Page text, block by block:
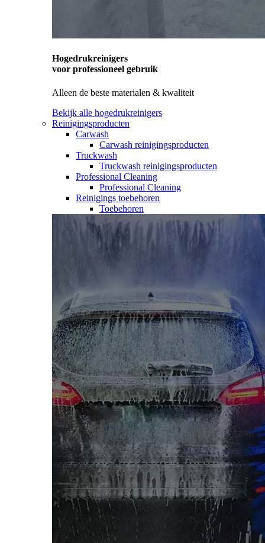
Hogedrukreinigers
voor professioneel gebruik
Alleen de beste materialen & kwaliteit
Bekijk alle hogedrukreinigers
Reinigingsproducten
Carwash
Carwash reinigingsproducten
Truckwash
Truckwash reinigingsproducten
Professional Cleaning
Professional Cleaning
Reinigings toebehoren
Toebehoren